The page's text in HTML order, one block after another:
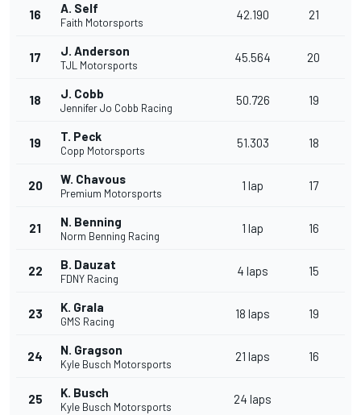
16 A. Self
Faith Motorsports
42.190 21
17 J. Anderson
TJL Motorsports
45.564 20
18 J. Cobb
Jennifer Jo Cobb Racing
50.726 19
19 T. Peck
Copp Motorsports
51.303 18
20 W. Chavous
Premium Motorsports
1 lap 17
21 N. Benning
Norm Benning Racing
1 lap 16
22 B. Dauzat
FDNY Racing
4 laps 15
23 K. Grala
GMS Racing
18 laps 19
24 N. Gragson
Kyle Busch Motorsports
21 laps 16
25 K. Busch
Kyle Busch Motorsports
24 laps